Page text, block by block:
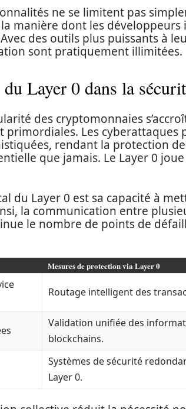
ne se limitent pas
manière dont les développeurs
des outils plus puissants à
sont pratiquement illimitées.
Layer 0 dans la
des cryptomonnaies
primordiales. Les cyberattaques
rendant la protection
que jamais. Le Layer 0
du Layer 0 est sa capacité à
la communication entre
le nombre de points de
Mesures de protection via Layer 0
Routage intelligent des
Validation unifiée des
blockchains.
Systèmes de sécurité
Layer 0.